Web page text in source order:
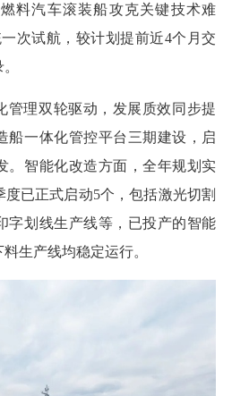
料汽车滚装船攻克关键技术难
次试航，较计划提前近4个月交
管理双轮驱动，发展质效同步提
船一体化管控平台三期建设，启
。智能化改造方面，全年规划实
已正式启动5个，包括激光切割
字划线生产线等，已投产的智能
生产线均稳定运行。